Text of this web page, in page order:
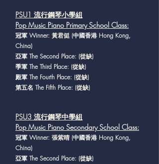
PSU1 流行鋼琴小學組
Pop Music Piano Primary School Class:
冠軍 Winner: 黃君侹 (中國香港 Hong Kong,
China)
亞軍 The Second Place: (從缺)
季軍 The Third Place: (從缺)
殿軍 The Fourth Place: (從缺)
第五名 The Fifth Place: (從缺)
PSU3 流行鋼琴中學組
Pop Music Piano Secondary School Class:
冠軍 Winner: 張紫晴 (中國香港 Hong Kong,
China)
亞軍 The Second Place: (從缺)